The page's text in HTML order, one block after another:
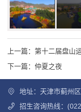
上一篇： 第十二届盘山
下一篇： 仲夏之夜
地址：天津市蓟州
招生咨询热线：